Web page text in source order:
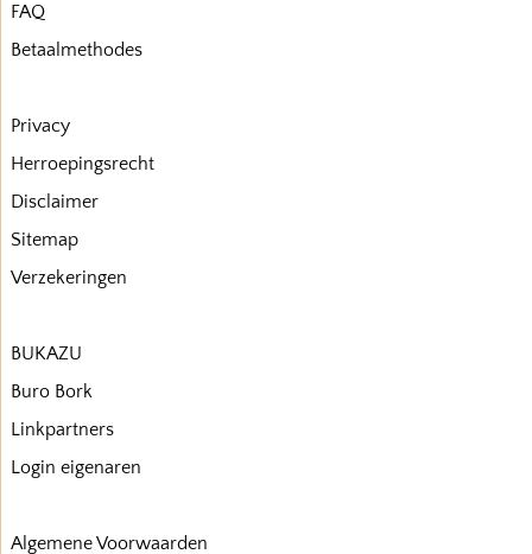
FAQ
Betaalmethodes
Privacy
Herroepingsrecht
Disclaimer
Sitemap
Verzekeringen
BUKAZU
Buro Bork
Linkpartners
Login eigenaren
Algemene Voorwaarden